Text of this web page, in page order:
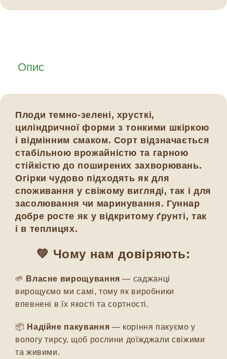
Опис
Плоди темно‑зелені, хрусткі,
циліндричної форми з тонкими шкіркою
і відмінним смаком. Сорт відзначається
стабільною врожайністю та гарною
стійкістю до поширених захворювань.
Огірки чудово підходять як для
споживання у свіжому вигляді, так і для
засолювання чи маринування. Гуннар
добре росте як у відкритому ґрунті, так
і в теплицях.
💚 Чому нам довіряють:
🌱 Власне вирощування — саджанці
вирощуємо ми самі, тому як виробники
впевнені в їх якості та сортності.
📦 Надійне пакування — коріння пакуємо у
вологу тирсу, щоб рослини доїжджали свіжими
та живими.